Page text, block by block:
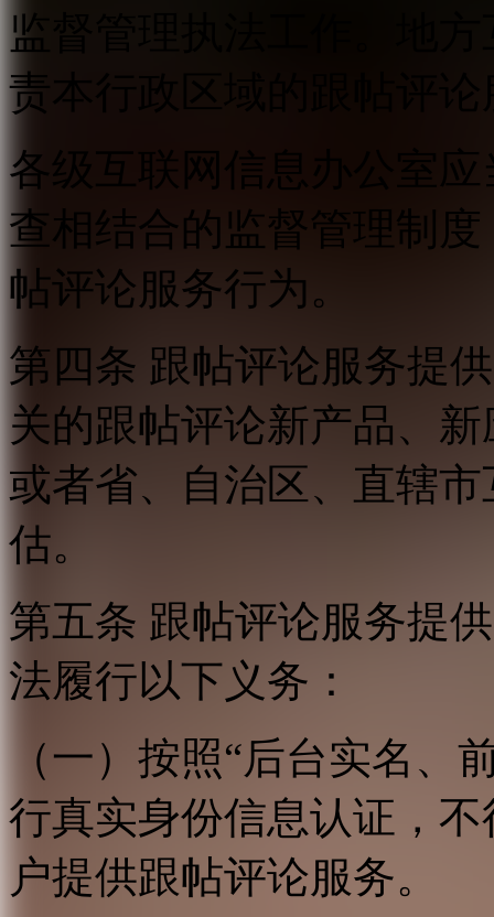
监督管理执法工作。地
责本行政区域的跟帖评
各级互联网信息办公室
查相结合的监督管理制
帖评论服务行为。
第四条 跟帖评论服务提
关的跟帖评论新产品、
或者省、自治区、直辖
估。
第五条 跟帖评论服务提
法履行以下义务：
（一）按照“后台实名、
行真实身份信息认证，
户提供跟帖评论服务。